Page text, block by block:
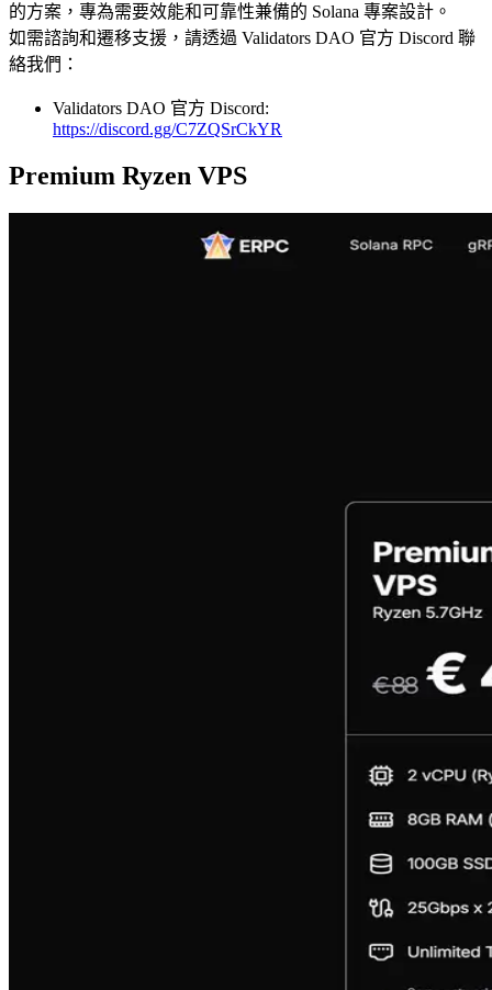
的方案，專為需要效能和可靠性兼備的 Solana 專案設計。
如需諮詢和遷移支援，請透過 Validators DAO 官方 Discord 聯
絡我們：
Validators DAO 官方 Discord:
https://discord.gg/C7ZQSrCkYR
Premium Ryzen VPS